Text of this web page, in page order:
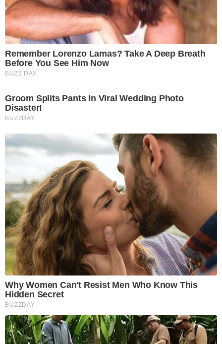
Remember Lorenzo Lamas? Take A Deep Breath
Before You See Him Now
BUZZ DAY
Groom Splits Pants In Viral Wedding Photo
Disaster!
BUZZDAY
Why Women Can't Resist Men Who Know This
Hidden Secret
BUZZDAY